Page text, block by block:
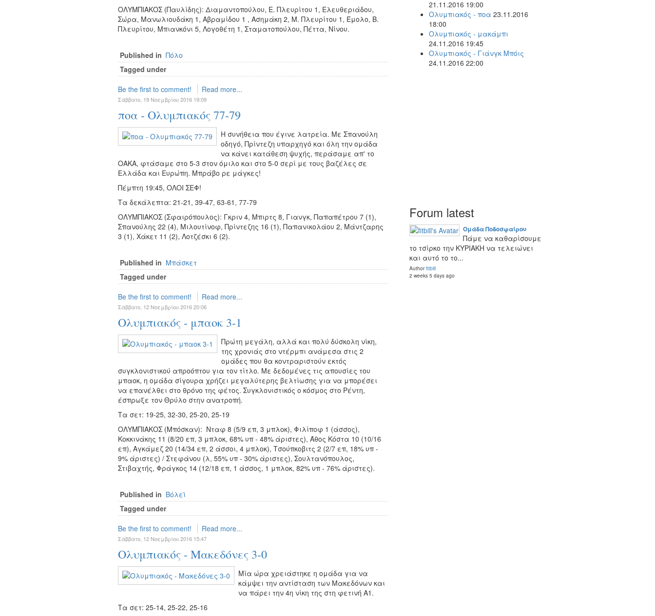
ΟΛΥΜΠΙΑΚΟΣ (Παυλίδης): Διαμαντοπούλου, Ε. Πλευρίτου 1, Ελευθεριάδου,
Σώρα, Μανωλιουδάκη 1, Αβραμίδου 1 , Ασημάκη 2, Μ. Πλευρίτου 1, Έμολο, Β.
Πλευρίτου, Μπιανκόνι 5, Λογοθέτη 1, Σταματοπούλου, Πέττα, Νίνου.
Published in Πόλο
Tagged under
Be the first to comment! Read more...
Σάββατο, 19 Νοεμβρίου 2016 19:09
ποα - Ολυμπιακός 77-79
Η συνήθεια που έγινε λατρεία. Με Σπανούλη
οδηγό, Πρίντεζη υπαρχηγό και όλη την ομάδα
να κάνει κατάθεση ψυχής, περάσαμε απ' το
ΟΑΚΑ, φτάσαμε στο 5-3 στον όμιλο και στο 5-0 σερί με τους βαζέλες σε
Ελλάδα και Ευρώπη. Μπράβο ρε μάγκες!
Πέμπτη 19:45, ΟΛΟΙ ΣΕΦ!
Τα δεκάλεπτα: 21-21, 39-47, 63-61, 77-79
ΟΛΥΜΠΙΑΚΟΣ (Σφαιρόπουλος): Γκριν 4, Μπιρτς 8, Γιανγκ, Παπαπέτρου 7 (1),
Σπανούλης 22 (4), Μιλουτίνοφ, Πρίντεζης 16 (1), Παπανικολάου 2, Μάντζαρης
3 (1), Χάκετ 11 (2), Λοτζέσκι 6 (2).
Published in Μπάσκετ
Tagged under
Be the first to comment! Read more...
Σάββατο, 12 Νοεμβρίου 2016 20:06
Ολυμπιακός - μπαοκ 3-1
Πρώτη μεγάλη, αλλά και πολύ δύσκολη νίκη,
της χρονιάς στο ντέρμπι ανάμεσα στις 2
ομάδες που θα κοντραριστούν εκτός
συγκλονιστικού απροόπτου για τον τίτλο. Με δεδομένες τις απουσίες του
μπαοκ, η ομάδα σίγουρα χρήζει μεγαλύτερης βελτίωσης για να μπορέσει
να επανέλθει στο θρόνο της φέτος. Συγκλονιστικός ο κόσμος στο Ρέντη,
έσπρωξε τον Θρύλο στην ανατροπή.
Τα σετ: 19-25, 32-30, 25-20, 25-19
ΟΛΥΜΠΙΑΚΟΣ (Μπόσκαν): Νταφ 8 (5/9 επ, 3 μπλοκ), Φιλίποφ 1 (άσσος),
Κοκκινάκης 11 (8/20 επ, 3 μπλοκ, 68% υπ - 48% άριστες), Άθος Κόστα 10 (10/16
επ), Αγκάμεζ 20 (14/34 επ, 2 άσσοι, 4 μπλοκ), Τσούπκοβιτς 2 (2/7 επ, 18% υπ -
9% άριστες) / Στεφάνου (λ, 55% υπ - 30% άριστες), Σουλτανόπουλος,
Στιβαχτής, Φράγκος 14 (12/18 επ, 1 άσσος, 1 μπλοκ, 82% υπ - 76% άριστες).
Published in Βόλεϊ
Tagged under
Be the first to comment! Read more...
Σάββατο, 12 Νοεμβρίου 2016 15:47
Ολυμπιακός - Μακεδόνες 3-0
Μία ώρα χρειάστηκε η ομάδα για να
κάμψει την αντίσταση των Μακεδόνων και
να πάρει την 4η νίκη της στη φετινή Α1.
Τα σετ: 25-14, 25-22, 25-16
21.11.2016 19:00
Ολυμπιακός - ποα 23.11.2016
18:00
Ολυμπιακός - μακάμπι
24.11.2016 19:45
Ολυμπιακός - Γιάνγκ Μπόις
24.11.2016 22:00
Forum latest
Ομάδα Ποδοσφαίρου
Πάμε να καθαρίσουμε
το τσίρκο την ΚΥΡΙΑΚΗ να τελειώνει
και αυτό το το...
Authorfitbill
2 weeks 5 days ago